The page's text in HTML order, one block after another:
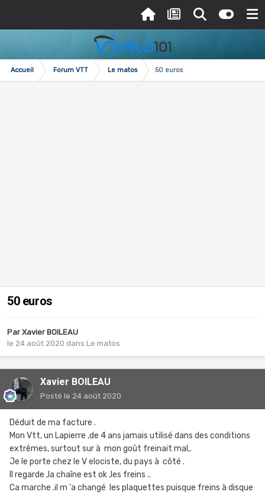
Accueil Forum VTT Le matos 50 euros
50 euros
Par Xavier BOILEAU
le 24 août 2020 dans Le matos
Xavier BOILEAU
Posté le 24 août 2020
Déduit de ma facture .
Mon Vtt, un Lapierre ,de 4 ans jamais utilisé dans des conditions
extrêmes, surtout sur à mon goût freinait mal,.
Je le porte chez le V elociste, du pays à côté .
Il regarde ,la chaîne est ok ,les freins ..
Ca marche .il m 'a changé les plaquettes puisque freins à disque